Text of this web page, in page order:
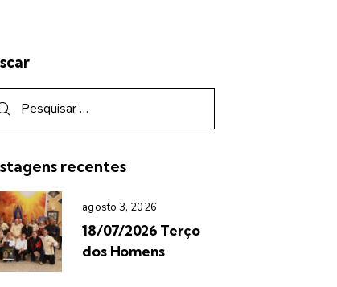
recentes
agosto 3, 2026
18/07/2026 Terço
dos Homens